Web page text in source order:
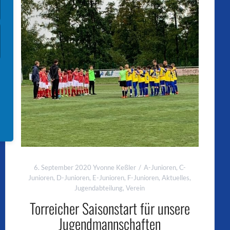
6. September 2020 Yvonne Keßler A-Junioren, C-
Junioren, D-Junioren, E-Junioren, F-Junioren,Aktuelles,
Jugendabteilung,Verein
Torreicher Saisonstart für unsere
Jugendmannschaften